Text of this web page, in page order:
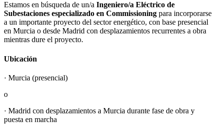
Estamos en búsqueda de un/a Ingeniero/a Eléctrico de
Subestaciones especializado en Commissioning para incorporarse
a un importante proyecto del sector energético, con base presencial
en Murcia o desde Madrid con desplazamientos recurrentes a obra
mientras dure el proyecto.
Ubicación
· Murcia (presencial)
o
· Madrid con desplazamientos a Murcia durante fase de obra y
puesta en marcha